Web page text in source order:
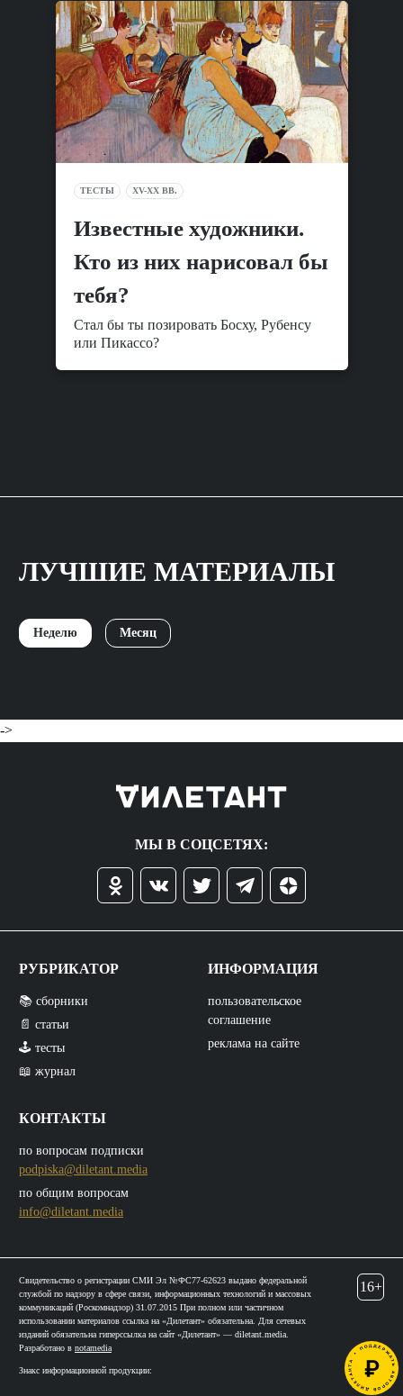
ТЕСТЫ XV-XX ВВ.
Известные художники.
Кто из них нарисовал бы
тебя?
Стал бы ты позировать Босху, Рубенсу
или Пикассо?
ЛУЧШИЕ МАТЕРИАЛЫ
Неделю Месяц
->
МЫ В СОЦСЕТЯХ:
РУБРИКАТОР
📚 сборники
📄 статьи
🕹️ тесты
📖 журнал
КОНТАКТЫ
по вопросам подписки
podpiska@diletant.media
по общим вопросам
info@diletant.media
ИНФОРМАЦИЯ
пользовательское
соглашение
реклама на сайте
Свидетельство о регистрации СМИ Эл №ФС77-62623 выдано федеральной
службой по надзору в сфере связи, информационных технологий и массовых
коммуникаций (Роскомнадзор) 31.07.2015 При полном или частичном
использовании материалов ссылка на «Дилетант» обязательна. Для сетевых
изданий обязательна гиперссылка на сайт «Дилетант» — diletant.media.
Разработано в notamedia
Знакс информационной продукции:
16+